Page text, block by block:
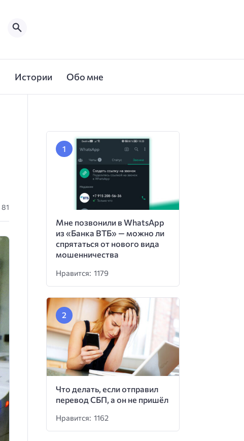
Истории Обо мне
81
Мне позвонили в WhatsApp
из «Банка ВТБ» — можно ли
спрятаться от нового вида
мошенничества
Нравится: 1179
Что делать, если отправил
перевод СБП, а он не пришёл
Нравится: 1162